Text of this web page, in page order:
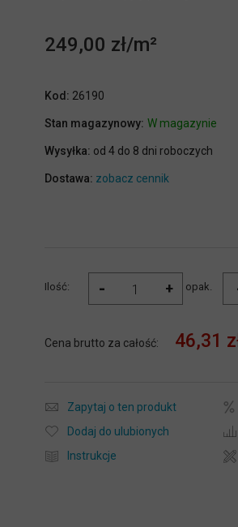
249,00 zł
Kod: 26190
Stan magazynowy: W magazynie
Wysyłka: od 4 do 8 dni roboczych
Dostawa: zobacz cennik
Ilość: - + opak.
Cena brutto za całość: 46,31
Zapytaj o ten produkt
Dodaj do ulubionych
Instrukcje